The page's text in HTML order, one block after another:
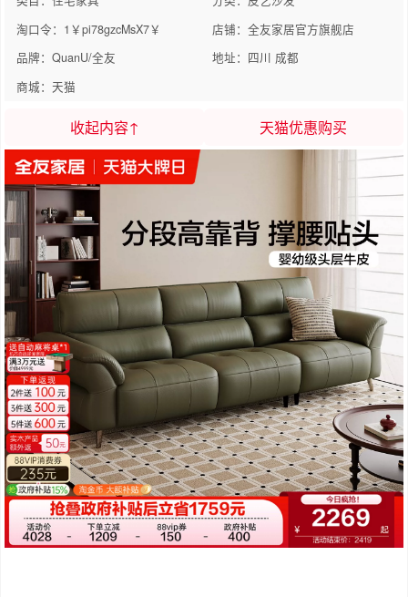
淘口令：1￥pi78gzcMsX7￥
店铺：全友家居官方旗舰店
品牌：QuanU/全友
地址：四川 成都
商城：天猫
收起内容↑ 天猫优惠购买